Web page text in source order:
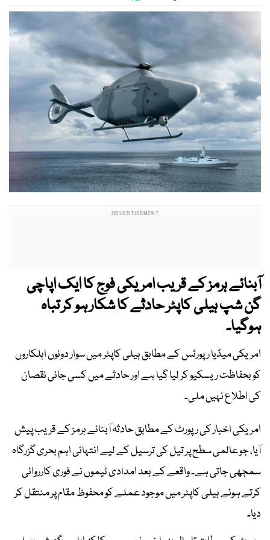
آبنائے ہرمز کے قریب امریکی فوج کا ایک اپاچی
گن شپ ہیلی کاپٹر حادثے کا شکار ہو کر تباہ
ہوگیا۔
امریکی میڈیا رپورٹس کے مطابق ہیلی کاپٹر میں سوار دونوں اہلکاروں
کو بحفاظت ریسکیو کر لیا گیا ہے اور حادثے میں کسی جانی نقصان
کی اطلاع نہیں ملی۔
امریکی اخبار کی رپورٹ کے مطابق حادثہ آبنائے ہرمز کے قریب پیش
آیا، جو عالمی سطح پر تیل کی ترسیل کے لیے انتہائی اہم بحری گزرگاہ
سمجھی جاتی ہے۔ واقعے کے بعد امدادی ٹیموں نے فوری کارروائی
کرتے ہوئے ہیلی کاپٹر میں موجود عملے کو محفوظ مقام پر منتقل کر
دیا۔